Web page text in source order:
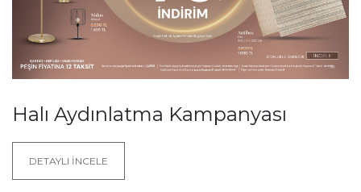
Halı Aydınlatma Kampanyası
DETAYLI İNCELE